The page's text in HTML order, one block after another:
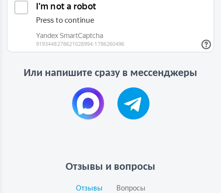
Или напишите сразу в мессенджеры
Отзывы и вопросы
Отзывы Вопросы